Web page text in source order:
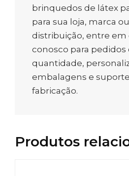
brinquedos de látex
para sua loja, marca
distribuição, entre em
conosco para
quantidade,
embalagens e
fabricação.
Produtos